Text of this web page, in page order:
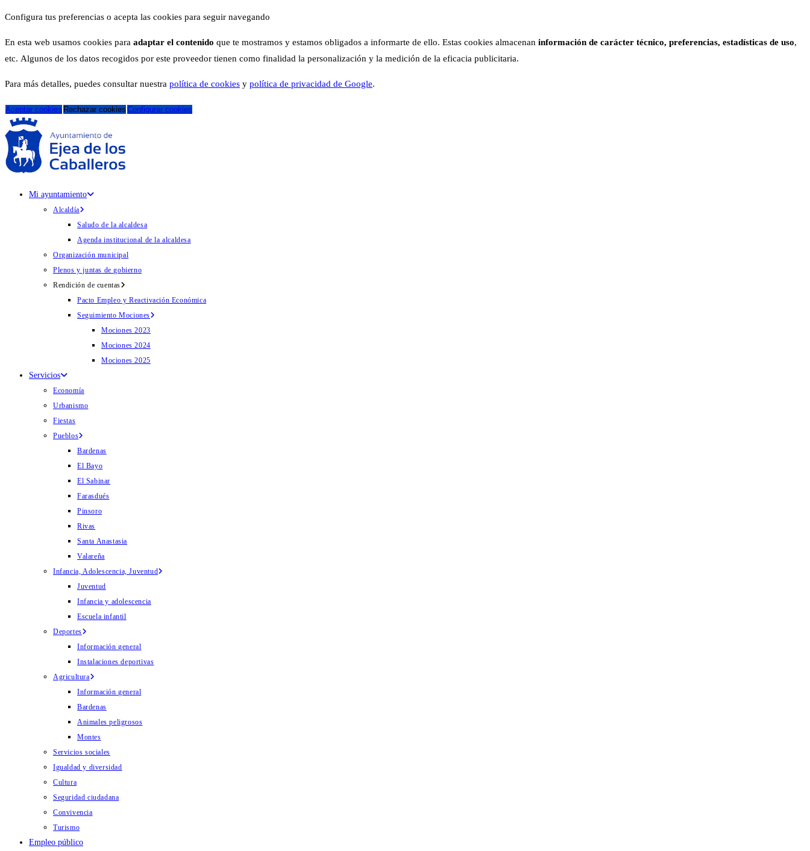
Configura tus preferencias o acepta las cookies para seguir navegando
En esta web usamos cookies para adaptar el contenido que te mostramos y estamos obligados a informarte de ello. Estas cookies almacenan información de carácter técnico, preferencias, estadísticas de uso,
etc. Algunos de los datos recogidos por este proveedor tienen como finalidad la personalización y la medición de la eficacia publicitaria.
Para más detalles, puedes consultar nuestra política de cookies y política de privacidad de Google.
Aceptar cookies Rechazar cookies Configurar cookies
Mi ayuntamiento
Alcaldía
Saludo de la alcaldesa
Agenda institucional de la alcaldesa
Organización municipal
Plenos y juntas de gobierno
Rendición de cuentas
Pacto Empleo y Reactivación Económica
Seguimiento Mociones
Mociones 2023
Mociones 2024
Mociones 2025
Servicios
Economía
Urbanismo
Fiestas
Pueblos
Bardenas
El Bayo
El Sabinar
Farasdués
Pinsoro
Rivas
Santa Anastasia
Valareña
Infancia, Adolescencia, Juventud
Juventud
Infancia y adolescencia
Escuela infantil
Deportes
Información general
Instalaciones deportivas
Agricultura
Información general
Bardenas
Animales peligrosos
Montes
Servicios sociales
Igualdad y diversidad
Cultura
Seguridad ciudadana
Convivencia
Turismo
Empleo público